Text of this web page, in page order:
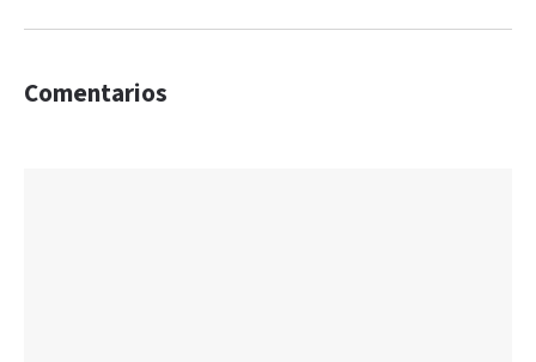
Comentarios